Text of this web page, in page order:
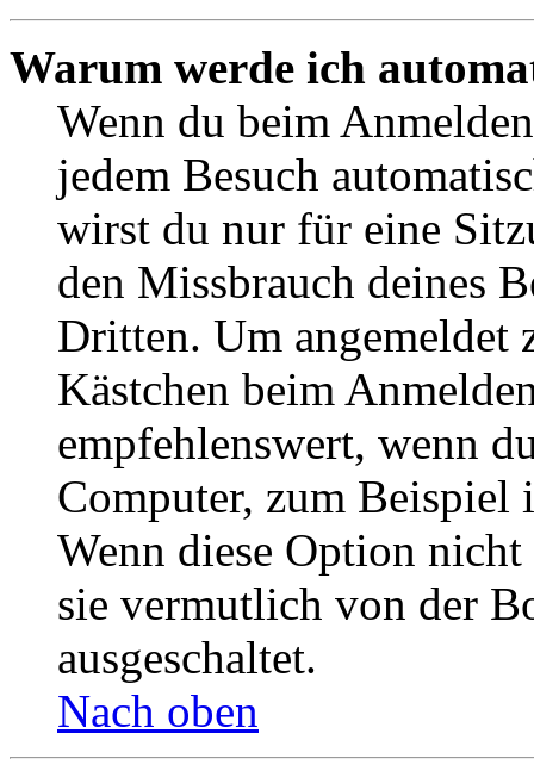
Warum werde ich
Wenn du beim
jedem Besuch
wirst du nur für eine
den Missbrauch deines
Dritten. Um angemeldet
Kästchen beim
empfehlenswert, wenn
Computer, zum Beispiel
Wenn diese Option
sie vermutlich von der
ausgeschaltet.
Nach oben